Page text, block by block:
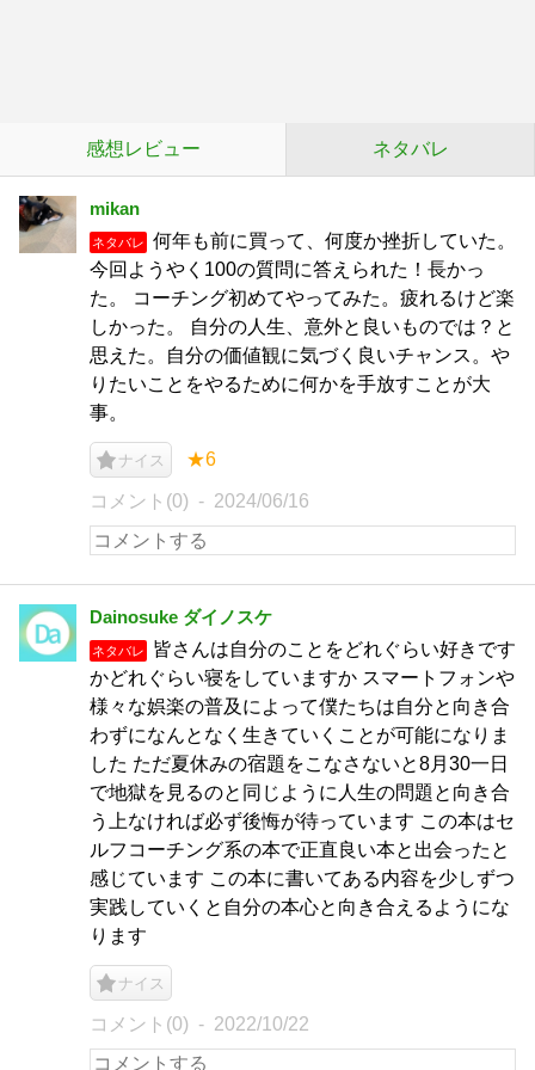
感想レビュー ネタバレ
mikan
ネタバレ
何年も前に買って、何度か挫折していた。
今回ようやく100の質問に答えられた！長かっ
た。 コーチング初めてやってみた。疲れるけど楽
しかった。 自分の人生、意外と良いものでは？と
思えた。自分の価値観に気づく良いチャンス。や
りたいことをやるために何かを手放すことが大
事。
ナイス ★6
コメント(0) 2024/06/16
Dainosuke ダイノスケ
ネタバレ
皆さんは自分のことをどれぐらい好きです
かどれぐらい寝をしていますか スマートフォンや
様々な娯楽の普及によって僕たちは自分と向き合
わずになんとなく生きていくことが可能になりま
した ただ夏休みの宿題をこなさないと8月30一日
で地獄を見るのと同じように人生の問題と向き合
う上なければ必ず後悔が待っています この本はセ
ルフコーチング系の本で正直良い本と出会ったと
感じています この本に書いてある内容を少しずつ
実践していくと自分の本心と向き合えるようにな
ります
ナイス
コメント(0) 2022/10/22